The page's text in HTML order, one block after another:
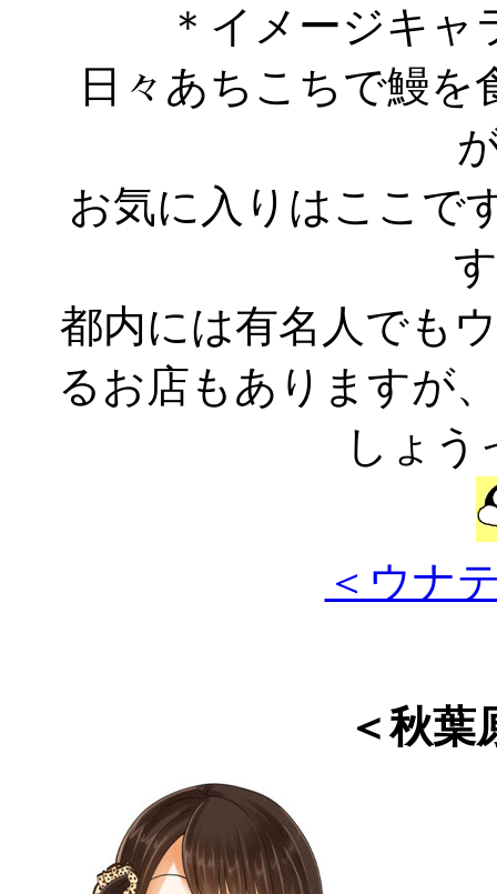
＊イメージキ
日々あちこちで鰻を
お気に入りはここで
都内には有名人でも
るお店もありますが
しょう
＜ウナ
＜秋